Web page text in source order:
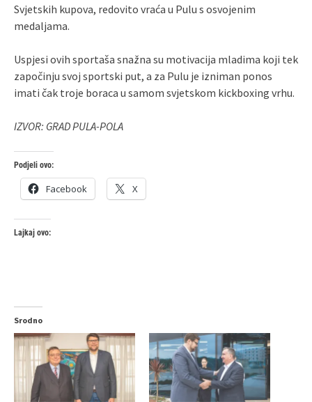
Svjetskih kupova, redovito vraća u Pulu s osvojenim
medaljama.
Uspjesi ovih sportaša snažna su motivacija mladima koji tek
započinju svoj sportski put, a za Pulu je izniman ponos
imati čak troje boraca u samom svjetskom kickboxing vrhu.
IZVOR: GRAD PULA-POLA
Podjeli ovo:
Facebook X
Lajkaj ovo:
Srodno